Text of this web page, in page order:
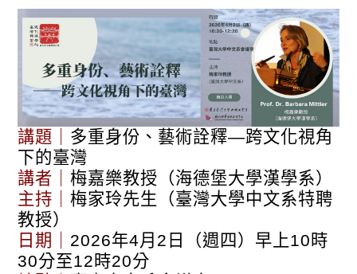
講題｜ 多重身份、藝術詮釋—跨文化視角
下的臺灣
講者｜梅嘉樂教授（海德堡大學漢學系）
主持｜梅家玲先生（臺灣大學中文系特聘
教授）
日期｜ 2026年4月2日（週四）早上10時
30分至12時20分